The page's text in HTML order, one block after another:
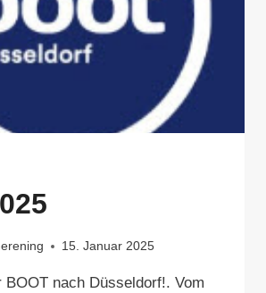
15. Januar 2025
BOOT nach Düsseldorf!. Vom